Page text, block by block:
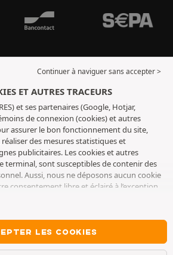
Continuer à naviguer sans accepter >
ET AUTRES TRACEURS
et ses partenaires (Google, Hotjar,
de connexion (cookies) et autres
assurer le bon fonctionnement du site,
des mesures statistiques et
publicitaires. Les cookies et autres
terminal, sont susceptibles de contenir des
Aussi, nous ne déposons aucun cookie
consentement libre et éclairé à l’exception
6 mois. Vous pouvez retirer votre
en vous rendant sur lapage cookies et
choisir de continuer à naviguer sans
ou autres traceurs. Le refus ne fait pas
LES COOKIES